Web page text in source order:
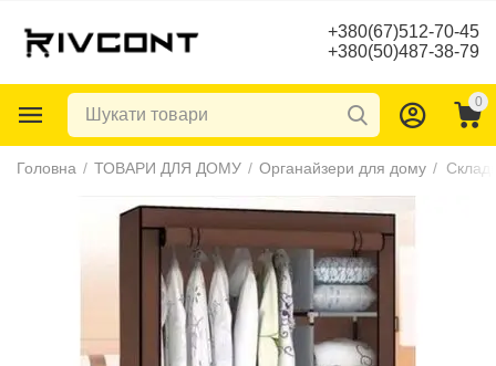
+380(67)512-70-45
+380(50)487-38-79
0
Головна / ТОВАРИ ДЛЯ ДОМУ / Органайзери для дому /